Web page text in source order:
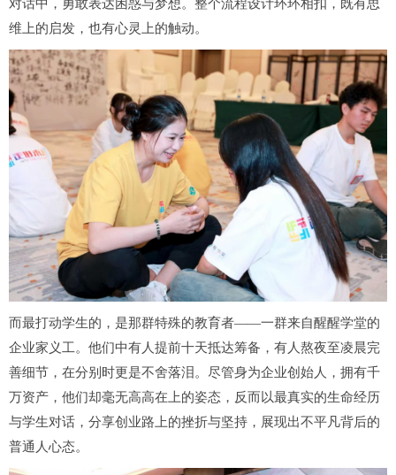
对话中，勇敢表达困惑与梦想。整个流程设计环环相扣，既有思
维上的启发，也有心灵上的触动。
而最打动学生的，是那群特殊的教育者——一群来自醒醒学堂的
企业家义工。他们中有人提前十天抵达筹备，有人熬夜至凌晨完
善细节，在分别时更是不舍落泪。尽管身为企业创始人，拥有千
万资产，他们却毫无高高在上的姿态，反而以最真实的生命经历
与学生对话，分享创业路上的挫折与坚持，展现出不平凡背后的
普通人心态。